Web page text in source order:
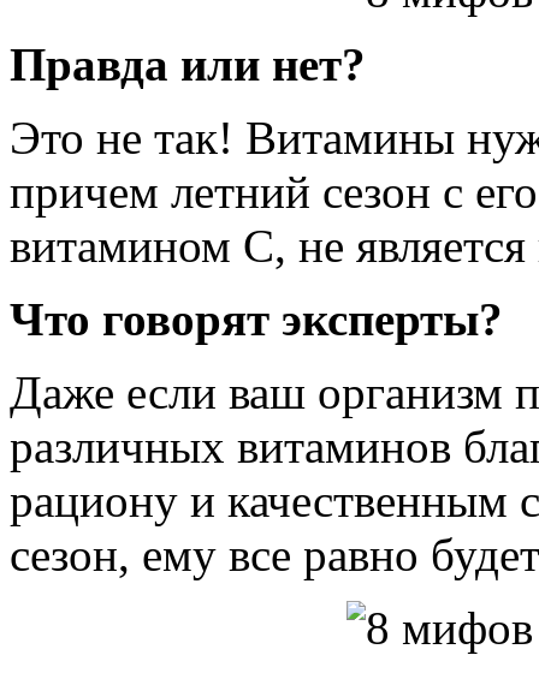
Правда или нет?
Это не так! Витамины
причем летний сезон с
витамином С, не
Что говорят эксперты?
Даже если ваш организм
различных витаминов
рациону и качественным
сезон, ему все равно